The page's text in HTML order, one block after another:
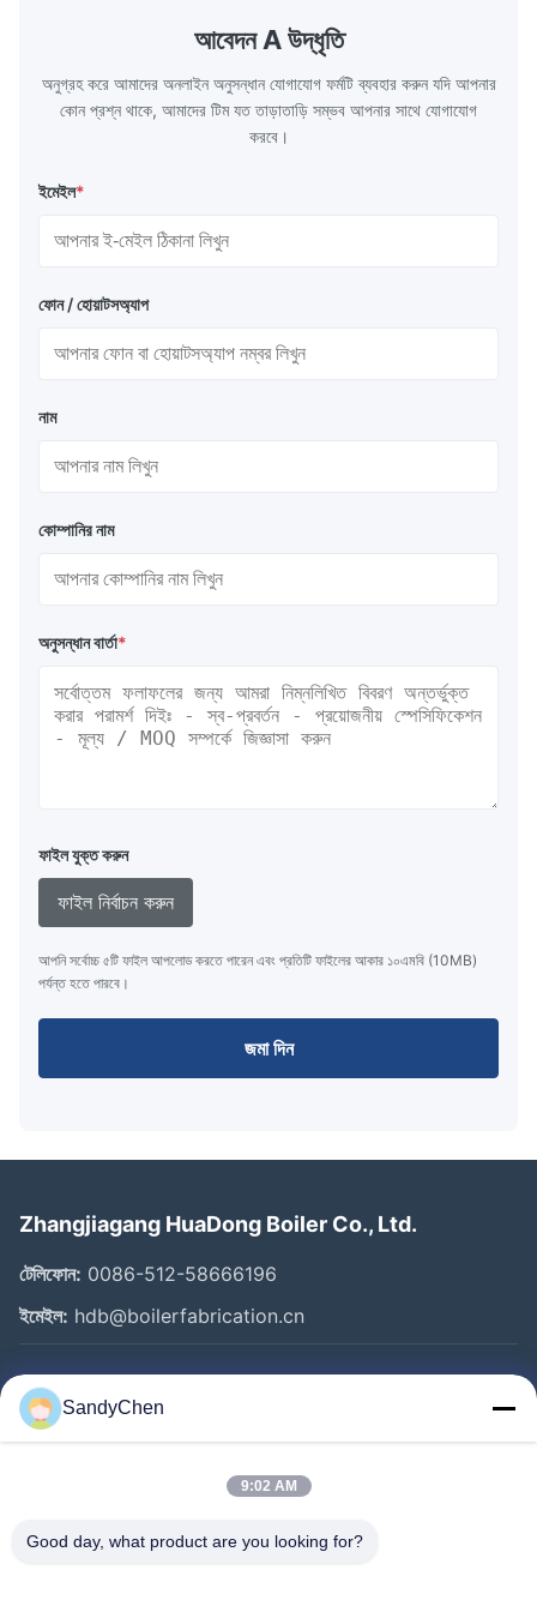
the basic component of boiler water
circulation loop.Because of both cooling
আবেদন A উদ্ধৃতি
অনুগ্রহ করে আমাদের অনলাইন অনুসন্ধান যোগাযোগ ফর্মটি ব্যবহার করুন যদি আপনার
কোন প্রশ্ন থাকে, আমাদের টিম যত তাড়াতাড়ি সম্ভব আপনার সাথে যোগাযোগ
করবে।
ইমেইল*
ফোন / হোয়াটসঅ্যাপ
নাম
কোম্পানির নাম
অনুসন্ধান বার্তা*
ফাইল যুক্ত করুন
ফাইল নির্বাচন করুন
আপনি সর্বোচ্চ ৫টি ফাইল আপলোড করতে পারেন এবং প্রতিটি ফাইলের আকার ১০এমবি (10MB)
পর্যন্ত হতে পারবে।
জমা দিন
Zhangjiagang HuaDong Boiler Co., Ltd.
টেলিফোন: 0086-512-58666196
ইমেইল: hdb@boilerfabrication.cn
গুরুত্বপূর্ণ সংযোগ
বাড়ি
ভিডিও
SandyChen
9:02 AM
Good day, what product are you looking for?